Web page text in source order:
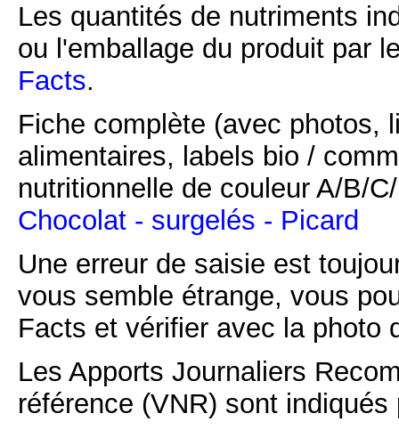
Les quantités de nutriments
ou l'emballage du produit par
Facts.
Fiche complète (avec photos,
alimentaires, labels bio /
nutritionnelle de couleur A/B/
Chocolat - surgelés - Picard
Une erreur de saisie est
vous semble étrange, vous
Facts et vérifier avec la photo
Les Apports Journaliers
référence (VNR) sont